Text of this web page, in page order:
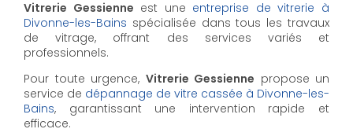
Vitrerie Gessienne est une entreprise de vitrerie à
Divonne-les-Bains spécialisée dans tous les travaux
de vitrage, offrant des services variés et
professionnels.
Pour toute urgence, Vitrerie Gessienne propose un
service de dépannage de vitre cassée à Divonne-les-
Bains, garantissant une intervention rapide et
efficace.